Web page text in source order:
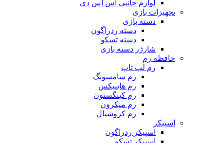
لوازم جانبی اس اس دی
تجهیزات بازی
دسته بازی
دسته ردراگون
دسته تسکو
شارژر دسته بازی
حافظه رم
رم لپ تاپ
رم سامسونگ
رم هاینیکس
رم کینگستون
رم میکرون
رم کروشیال
اسپیکر
اسپیکر ردراگون
اسپیکر تسکو